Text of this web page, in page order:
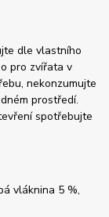
dle vlastního
pro zvířata v
nekonzumujte
prostředí.
spotřebujte
vláknina 5 %,